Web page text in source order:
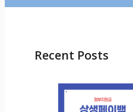
Recent Posts